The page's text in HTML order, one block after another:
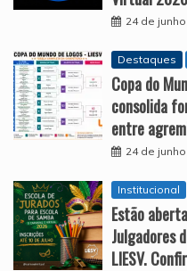
24 de
Destaques
Copa do
consolida
entre
24 de
Institucional
Estão
Julgadores
LIESV.